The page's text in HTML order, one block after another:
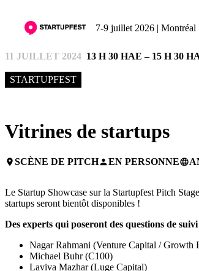
7-9 juillet 2026 | Montréal
11 JUILLET 2024 13 H 30 HAE – 15 H 30
STARTUPFEST
Vitrines de startups
placeSCÈNE DE PITCHpersonEN PERSONNElanguage
Le Startup Showcase sur la Startupfest Pitch
startups seront bientôt disponibles !
Des experts qui poseront des questions de
Nagar Rahmani (Venture Capital / Growth
Michael Buhr (C100)
Laviva Mazhar (Luge Capital)